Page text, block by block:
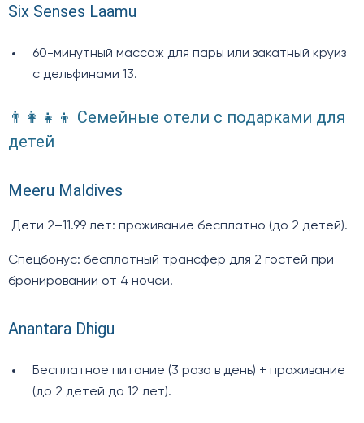
Six Senses Laamu
60-минутный массаж для пары или закатный круиз
с дельфинами 13.
👨‍👩‍👧‍👦 Семейные отели с подарками для
детей
Meeru Maldives
Дети 2–11.99 лет: проживание бесплатно (до 2 детей).
Спецбонус: бесплатный трансфер для 2 гостей при
бронировании от 4 ночей.
Anantara Dhigu
Бесплатное питание (3 раза в день) + проживание
(до 2 детей до 12 лет).